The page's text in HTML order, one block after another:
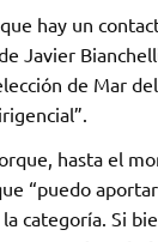
hay un
Javier
de Mar
hasta el
“puedo
categoría. Si